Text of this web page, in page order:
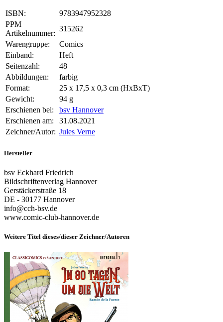
ISBN:
9783947952328
PPM
Artikelnummer:
315262
Warengruppe:
Comics
Einband:
Heft
Seitenzahl:
48
Abbildungen:
farbig
Format:
25 x 17,5 x 0,3 cm (HxBxT)
Gewicht:
94 g
Erschienen bei:
bsv Hannover
Erschienen am:
31.08.2021
Zeichner/Autor: Jules Verne
Hersteller
bsv Eckhard Friedrich
Bildschriftenverlag Hannover
Gerstäckerstraße 18
DE - 30177 Hannover
info@cch-bsv.de
www.comic-club-hannover.de
Weitere Titel dieses/dieser Zeichner/Autoren